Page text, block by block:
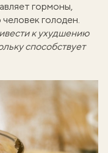
гормоны,
голоден.
к ухудшению
способствует